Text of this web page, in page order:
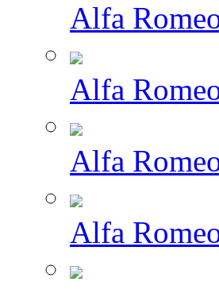
Alfa
Alfa
Alfa
Alfa